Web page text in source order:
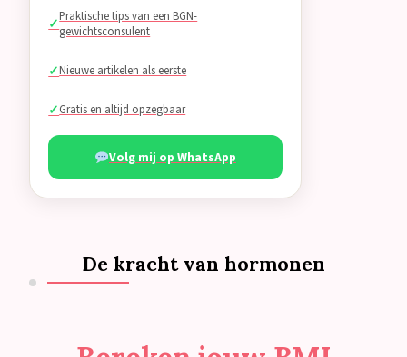
Praktische tips van een BGN-
gewichtsconsulent
Nieuwe artikelen als eerste
Gratis en altijd opzegbaar
Volg mij op WhatsApp
De kracht van hormonen